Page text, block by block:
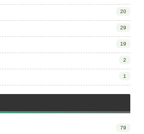
20
29
19
2
1
79